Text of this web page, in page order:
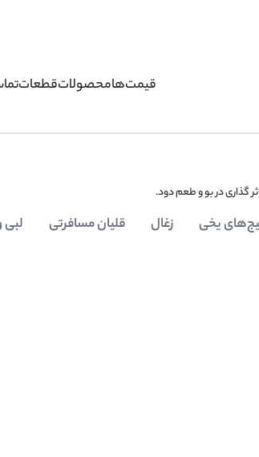
قیمت‌هامحصولاتقطعات
گذاری در بو و طعم دود.
یخی زغال قلیان مسافرتی لبی